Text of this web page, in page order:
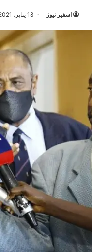
اسفير نيوز 18 يناير، 2021